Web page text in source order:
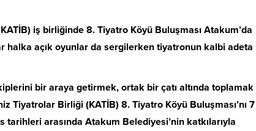
iş birliğinde 8. Tiyatro Köyü Buluşması Atakum’da
açık oyunlar da sergilerken tiyatronun kalbi adeta
bir araya getirmek, ortak bir çatı altında toplamak
Tiyatrolar Birliği (KATİB) 8. Tiyatro Köyü Buluşması’nı
tarihleri arasında Atakum Belediyesi’nin katkılarıyla